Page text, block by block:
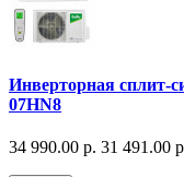
Инверторная сплит-
07HN8
34 990.00 р. 31 491.00